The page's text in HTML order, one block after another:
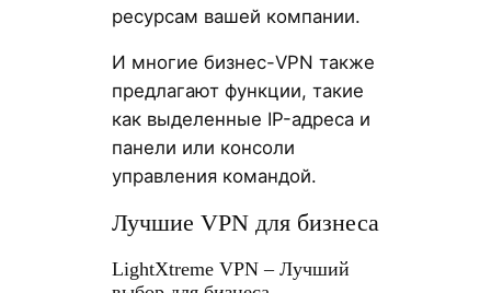
ресурсам вашей компании.
И многие бизнес-VPN также
предлагают функции, такие
как выделенные IP-адреса и
панели или консоли
управления командой.
Лучшие VPN для бизнеса
LightXtreme VPN – Лучший